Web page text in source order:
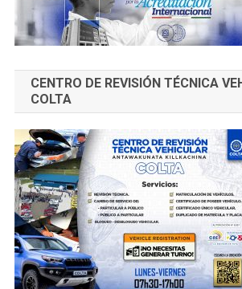
CENTRO DE REVISIÓN TÉCNICA
COLTA